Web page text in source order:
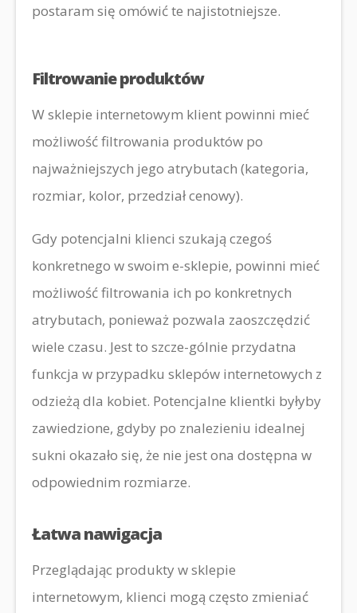
postaram się omówić te najistotniejsze.
Filtrowanie produktów
W sklepie internetowym klient powinni mieć
możliwość filtrowania produktów po
najważniejszych jego atrybutach (kategoria,
rozmiar, kolor, przedział cenowy).
Gdy potencjalni klienci szukają czegoś
konkretnego w swoim e-sklepie, powinni mieć
możliwość filtrowania ich po konkretnych
atrybutach, ponieważ pozwala zaoszczędzić
wiele czasu. Jest to szcze-gólnie przydatna
funkcja w przypadku sklepów internetowych z
odzieżą dla kobiet. Potencjalne klientki byłyby
zawiedzione, gdyby po znalezieniu idealnej
sukni okazało się, że nie jest ona dostępna w
odpowiednim rozmiarze.
Łatwa nawigacja
Przeglądając produkty w sklepie
internetowym, klienci mogą często zmieniać